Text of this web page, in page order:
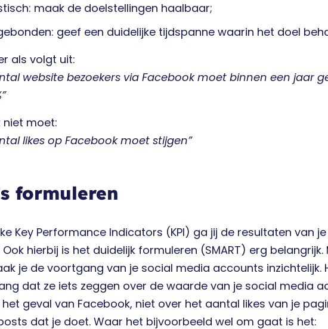
maak de doelstellingen haalbaar;
geef een duidelijke tijdspanne waarin het doel
als volgt uit:
website bezoekers via Facebook moet binnen een jaar
niet moet:
likes op Facebook moet stijgen”
formuleren
Key Performance Indicators (KPI) ga jij de resultaten van
hierbij is het duidelijk formuleren (SMART) erg belangrijk.
je de voortgang van je social media accounts inzichtelijk.
dat ze iets zeggen over de waarde van je social media
geval van Facebook, niet over het aantal likes van je
dat je doet. Waar het bijvoorbeeld wel om gaat is het: